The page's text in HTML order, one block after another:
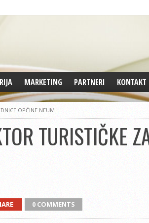
MARKETING PARTNERI KONTAKT
OPĆINE NEUM
TURISTIČKE
0 COMMENTS